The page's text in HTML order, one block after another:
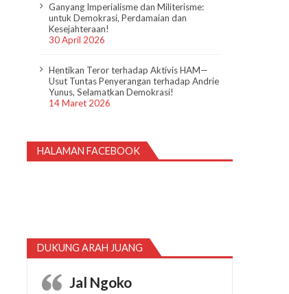
Ganyang Imperialisme dan Militerisme:
untuk Demokrasi, Perdamaian dan
Kesejahteraan!
30 April 2026
Hentikan Teror terhadap Aktivis HAM—
Usut Tuntas Penyerangan terhadap Andrie
Yunus, Selamatkan Demokrasi!
14 Maret 2026
HALAMAN FACEBOOK
DUKUNG ARAH JUANG
Jal Ngoko